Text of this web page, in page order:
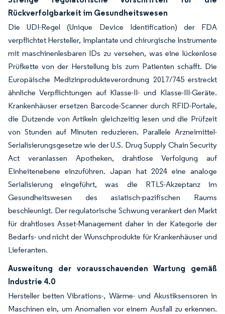
Rückverfolgbarkeit im Gesundheitswesen
Die UDI-Regel (Unique Device Identification) der FDA
verpflichtet Hersteller, Implantate und chirurgische Instrumente
mit maschinenlesbaren IDs zu versehen, was eine lückenlose
Prüfkette von der Herstellung bis zum Patienten schafft. Die
Europäische Medizinprodukteverordnung 2017/745 erstreckt
ähnliche Verpflichtungen auf Klasse-II- und Klasse-III-Geräte.
Krankenhäuser ersetzen Barcode-Scanner durch RFID-Portale,
die Dutzende von Artikeln gleichzeitig lesen und die Prüfzeit
von Stunden auf Minuten reduzieren. Parallele Arzneimittel-
Serialisierungsgesetze wie der U.S. Drug Supply Chain Security
Act veranlassen Apotheken, drahtlose Verfolgung auf
Einheitenebene einzuführen. Japan hat 2024 eine analoge
Serialisierung eingeführt, was die RTLS-Akzeptanz im
Gesundheitswesen des asiatisch-pazifischen Raums
beschleunigt. Der regulatorische Schwung verankert den Markt
für drahtloses Asset-Management daher in der Kategorie der
Bedarfs- und nicht der Wunschprodukte für Krankenhäuser und
Lieferanten.
Ausweitung der vorausschauenden Wartung gemäß
Industrie 4.0
Hersteller betten Vibrations-, Wärme- und Akustiksensoren in
Maschinen ein, um Anomalien vor einem Ausfall zu erkennen.